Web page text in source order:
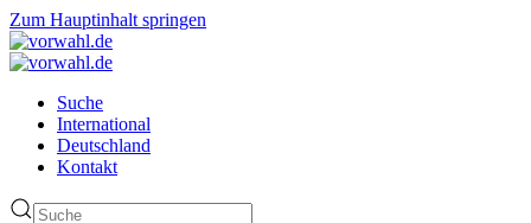
Zum Hauptinhalt springen
Suche
International
Deutschland
Kontakt